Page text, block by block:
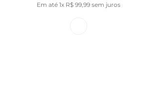
Em até 1x R$ 99, 99sem juros